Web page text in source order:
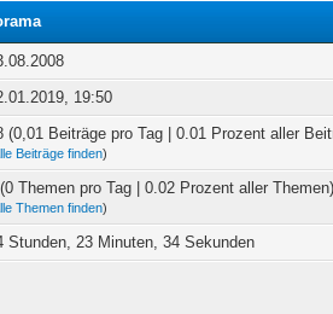
19:50
(0,01 Beiträge pro Tag | 0.01 Prozent aller
Beiträge finden)
Themen pro Tag | 0.02 Prozent aller Themen)
Themen finden)
Stunden, 23 Minuten, 34 Sekunden